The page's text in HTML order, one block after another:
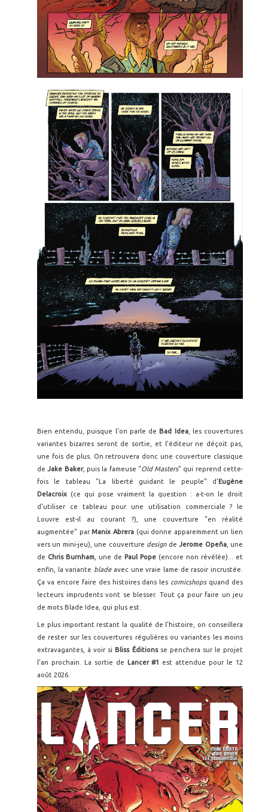
Bien entendu, puisque l'on parle de Bad Idea, les couvertures
variantes bizarres seront de sortie, et l'éditeur ne déçoit pas,
une fois de plus. On retrouvera donc une couverture classique
deJake Baker, puis la fameuse "Old Masters" qui reprend cette-
fois le tableau "La liberté guidant le peuple" d' Eugène
Delacroix (ce qui pose vraiment la question : a-t-on le droit
d'utiliser ce tableau pour une utilisation commerciale ? le
Louvre est-il au courant ?), une couverture "en réalité
augmentée" parManix Abrera (qui donne apparemment un lien
vers un mini-jeu), une couverture design deJerome Opeña, une
de Chris Burnham , une de Paul Pope (encore non révélée)... et
enfin, la variante bladeavec une vraie lame de rasoir incrustée.
Ça va encore faire des histoires dans les comicshops quand des
lecteurs imprudents vont se blesser. Tout ça pour faire un jeu
de mots Blade Idea, qui plus est.
Le plus important restant la qualité de l'histoire, on conseillera
de rester sur les couvertures régulières ou variantes les moins
extravagantes, à voir si Bliss Éditions se penchera sur le projet
l'an prochain. La sortie de
Lancer #1 est attendue pour le 12
août 2026.